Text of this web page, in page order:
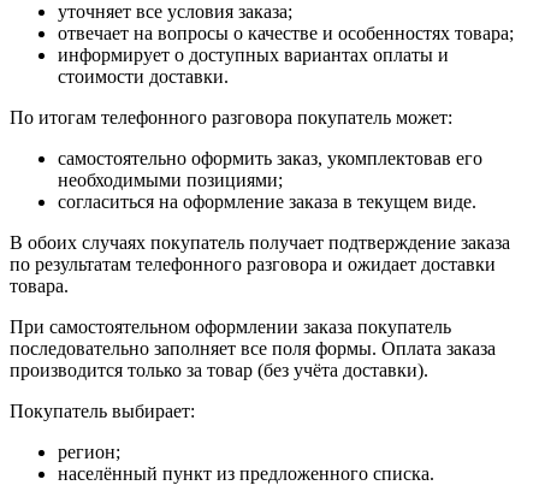
уточняет все условия заказа;
отвечает на вопросы о качестве и особенностях товара;
информирует о доступных вариантах оплаты и
стоимости доставки.
По итогам телефонного разговора покупатель может:
самостоятельно оформить заказ, укомплектовав его
необходимыми позициями;
согласиться на оформление заказа в текущем виде.
В обоих случаях покупатель получает подтверждение заказа
по результатам телефонного разговора и ожидает доставки
товара.
При самостоятельном оформлении заказа покупатель
последовательно заполняет все поля формы. Оплата заказа
производится только за товар (без учёта доставки).
Покупатель выбирает:
регион;
населённый пункт из предложенного списка.